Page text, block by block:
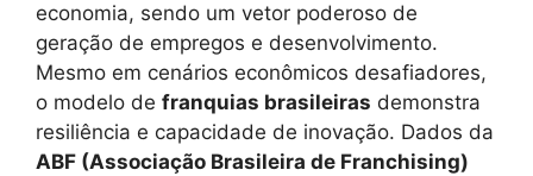
economia, sendo um vetor poderoso de
geração de empregos e desenvolvimento.
Mesmo em cenários econômicos desafiadores,
o modelo de franquias brasileiras demonstra
resiliência e capacidade de inovação. Dados da
ABF (Associação Brasileira de Franchising)